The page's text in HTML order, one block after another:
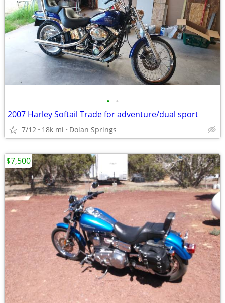
• •
2007 Harley Softail Trade for adventure/dual sport
7/12 18k mi Dolan Springs
$7,500